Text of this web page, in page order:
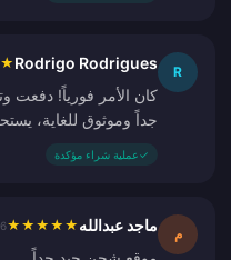
R
Rodrigo Rodrigues
★
كان الأمر فورياً!
جداً وموثوق للغاية،
✓عملية شراء مؤكدة
م ماجد عبدالله ★
★
★
★
★